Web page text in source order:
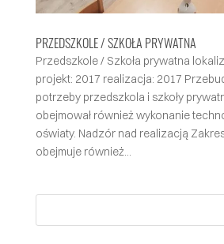
PRZEDSZKOLE / SZKOŁA PRYWATNA
Przedszkole / Szkoła prywatna
projekt: 2017 realizacja: 2017
potrzeby przedszkola i szkoły
obejmował również wykonanie
oświaty. Nadzór nad realizacją
obejmuje również...